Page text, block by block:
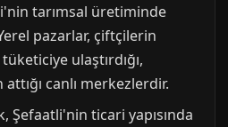
tarımsal üretiminde
pazarlar, çiftçilerin
ulaştırdığı,
canlı merkezlerdir.
Şefaatli'nin ticari yapısında